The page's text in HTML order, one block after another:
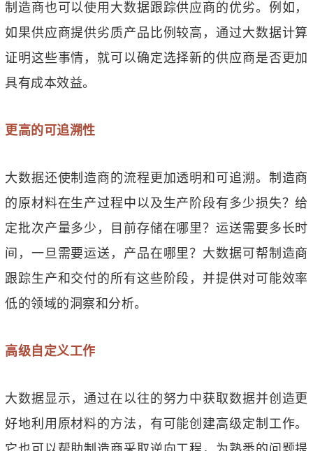
制造商也可以使用大数据跟踪供应商的优劣。例如，
如果供应商提供劣质产品比例较高，通过大数据计算
证明这些事情，就可以确定选择新的供应商是否更加
具有成本效益。
更高的可追溯性
大数据还使制造商的流程更加透明和可追溯。制造商
的原材料在生产过程中以及生产阶段有多少损失？给
定批次产量多少，目前存储在哪里？运送需要多长时
间，一旦需要运送，产品在哪里？大数据可帮制造商
跟踪生产和交付的所有这些阶段，并提供对可能效率
低的领域的洞察和分析。
高级自定义工作
大数据显示，通过在以往的努力中获取数据并创造更
好地利用原材料的方法，有可能创建高级定制工作。